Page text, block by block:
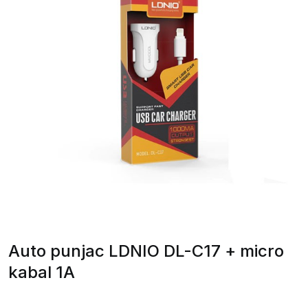
Auto punjac LDNIO DL-C17 + micro
kabal 1A